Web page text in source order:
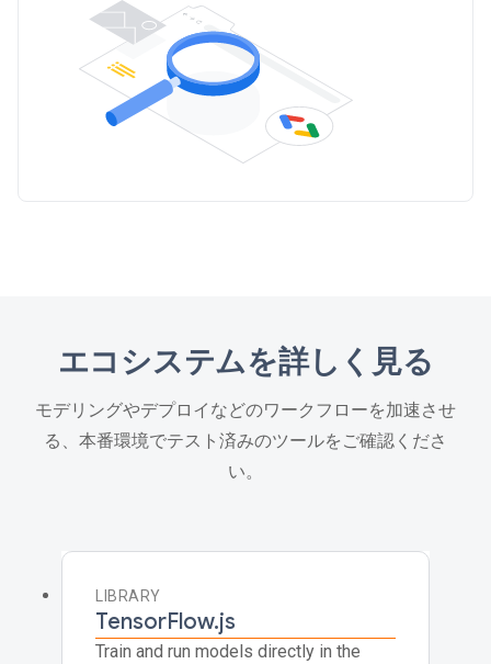
エコシステムを詳しく見る
モデリングやデプロイなどのワークフローを加速させ
る、本番環境でテスト済みのツールをご確認くださ
い。
LIBRARY
TensorFlow.js
Train and run models directly in the